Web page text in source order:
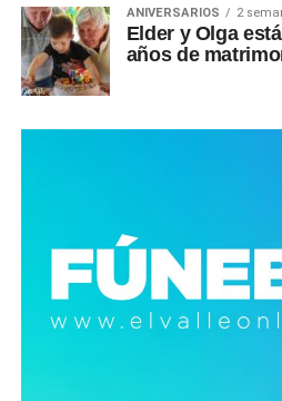
ANIVERSARIOS 2
Elder y Olga
años de